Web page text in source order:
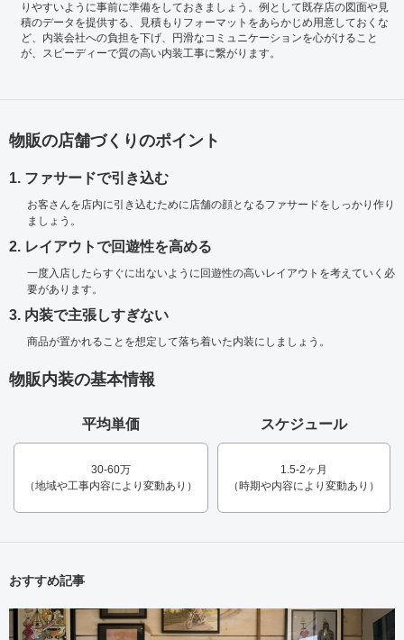
りやすいように事前に準備をしておきましょう。例として既存店の図面や見
積のデータを提供する、見積もりフォーマットをあらかじめ用意しておくな
ど、内装会社への負担を下げ、円滑なコミュニケーションを心がけること
が、スピーディーで質の高い内装工事に繋がります。
物販の店舗づくりのポイント
1. ファサードで引き込む
お客さんを店内に引き込むために店舗の顔となるファサードをしっかり作り
ましょう。
2. レイアウトで回遊性を高める
一度入店したらすぐに出ないように回遊性の高いレイアウトを考えていく必
要があります。
3. 内装で主張しすぎない
商品が置かれることを想定して落ち着いた内装にしましょう。
物販内装の基本情報
平均単価
30-60万
（地域や工事内容により変動あり）
スケジュール
1.5-2ヶ月
（時期や内容により変動あり）
おすすめ記事